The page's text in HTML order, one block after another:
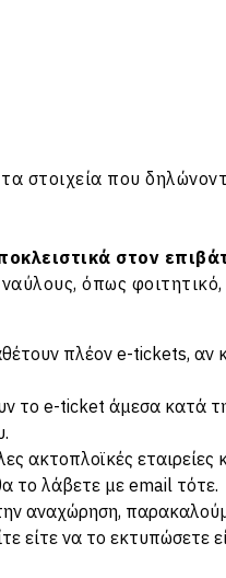
στοιχεία που
στον
όπως
πλέον e-tickets, αν
το e-ticket άμεσα κατά
ακτοπλοϊκές
το λάβετε με email τότε.
αναχώρηση,
είτε να το εκτυπώσετε